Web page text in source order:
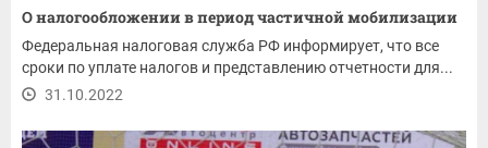
О налогообложении в период частичной мобилизации
Федеральная налоговая служба РФ информирует, что все
сроки по уплате налогов и представлению отчетности для...
31.10.2022